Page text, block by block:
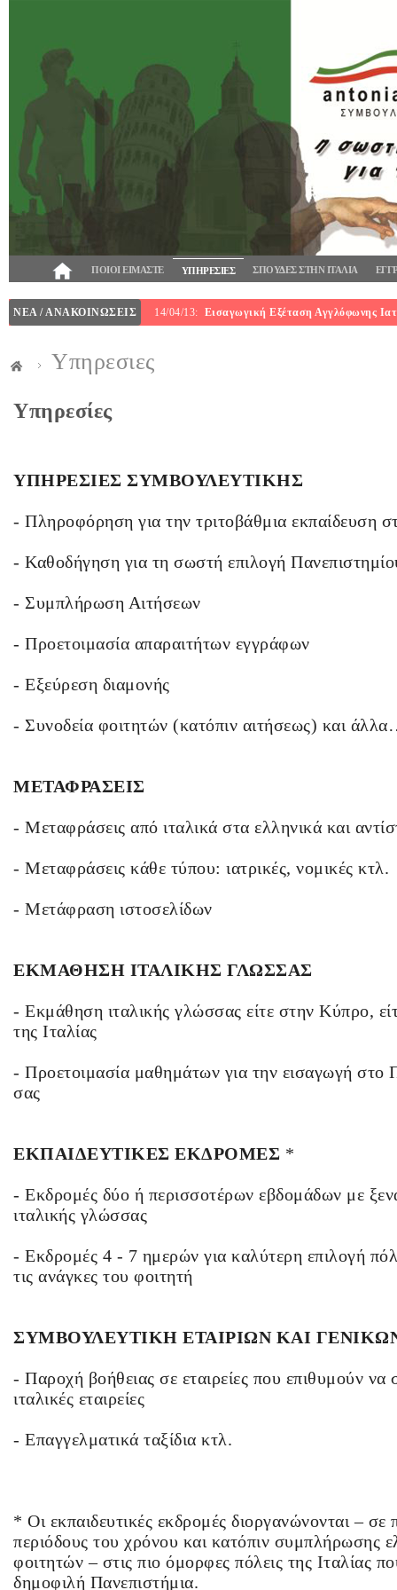
ΠΟΙΟΙ ΕΙΜΑΣΤΕ ΥΠΗΡΕΣΙΕΣ ΣΠΟΥΔΕΣ ΣΤΗΝ ΙΤΑΛΙΑ
ΝΕΑ / ΑΝΑΚΟΙΝΩΣΕΙΣ 14/04/13: Εισαγωγική Εξέταση Αγγλόφωνης
Υπηρεσιες
Υπηρεσίες
ΥΠΗΡΕΣΙΕΣ ΣΥΜΒΟΥΛΕΥΤΙΚΗΣ
- Πληροφόρηση για την τριτοβάθμια εκπαίδευση
- Καθοδήγηση για τη σωστή επιλογή
- Συμπλήρωση Αιτήσεων
- Προετοιμασία απαραιτήτων εγγράφων
- Εξεύρεση διαμονής
- Συνοδεία φοιτητών (κατόπιν αιτήσεως) και
ΜΕΤΑΦΡΑΣΕΙΣ
- Μεταφράσεις από ιταλικά στα ελληνικά και
- Μεταφράσεις κάθε τύπου: ιατρικές, νομικές κτλ.
- Μετάφραση ιστοσελίδων
ΕΚΜΑΘΗΣΗ ΙΤΑΛΙΚΗΣ ΓΛΩΣΣΑΣ
- Εκμάθηση ιταλικής γλώσσας είτε στην Κύπρο,
της Ιταλίας
- Προετοιμασία μαθημάτων για την εισαγωγή στο
σας
ΕΚΠΑΙΔΕΥΤΙΚΕΣ ΕΚΔΡΟΜΕΣ *
- Εκδρομές δύο ή περισσοτέρων εβδομάδων με
ιταλικής γλώσσας
- Εκδρομές 4 - 7 ημερών για καλύτερη επιλογή
τις ανάγκες του φοιτητή
ΣΥΜΒΟΥΛΕΥΤΙΚΗ ΕΤΑΙΡΙΩΝ ΚΑΙ
- Παροχή βοήθειας σε εταιρείες που επιθυμούν
ιταλικές εταιρείες
- Επαγγελματικά ταξίδια κτλ.
* Οι εκπαιδευτικές εκδρομές διοργανώνονται – σε
περιόδους του χρόνου και κατόπιν συμπλήρωσης
φοιτητών – στις πιο όμορφες πόλεις της Ιταλίας
δημοφιλή Πανεπιστήμια.